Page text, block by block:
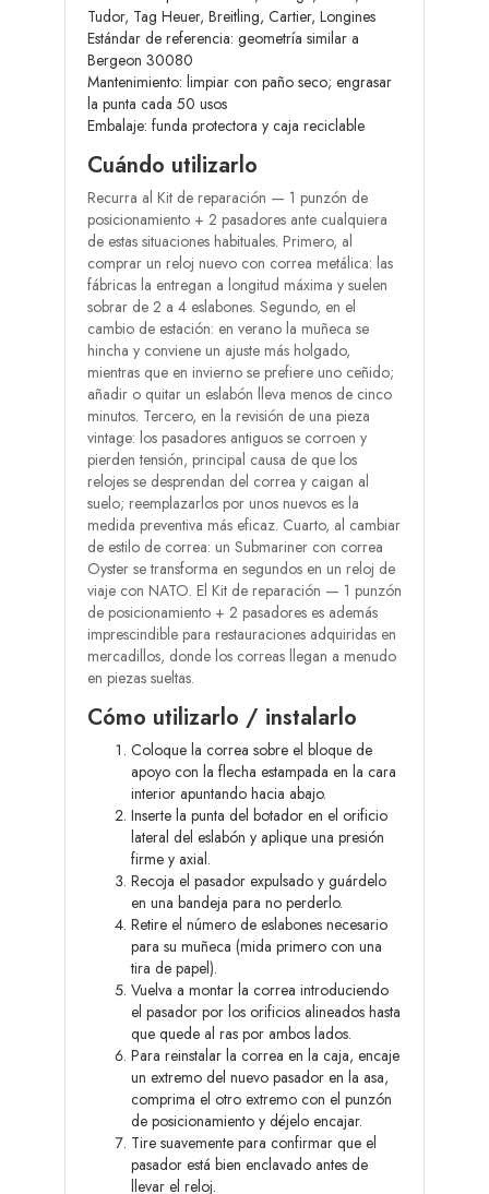
Tudor, Tag Heuer, Breitling, Cartier, Longines
Estándar de referencia: geometría similar a
Bergeon 30080
Mantenimiento: limpiar con paño seco; engrasar
la punta cada 50 usos
Embalaje: funda protectora y caja reciclable
Cuándo utilizarlo
Recurra al Kit de reparación — 1 punzón de
posicionamiento + 2 pasadores ante cualquiera
de estas situaciones habituales. Primero, al
comprar un reloj nuevo con correa metálica: las
fábricas la entregan a longitud máxima y suelen
sobrar de 2 a 4 eslabones. Segundo, en el
cambio de estación: en verano la muñeca se
hincha y conviene un ajuste más holgado,
mientras que en invierno se prefiere uno ceñido;
añadir o quitar un eslabón lleva menos de cinco
minutos. Tercero, en la revisión de una pieza
vintage: los pasadores antiguos se corroen y
pierden tensión, principal causa de que los
relojes se desprendan del correa y caigan al
suelo; reemplazarlos por unos nuevos es la
medida preventiva más eficaz. Cuarto, al cambiar
de estilo de correa: un Submariner con correa
Oyster se transforma en segundos en un reloj de
viaje con NATO. El Kit de reparación — 1 punzón
de posicionamiento + 2 pasadores es además
imprescindible para restauraciones adquiridas en
mercadillos, donde los correas llegan a menudo
en piezas sueltas.
Cómo utilizarlo / instalarlo
Coloque la correa sobre el bloque de
apoyo con la flecha estampada en la cara
interior apuntando hacia abajo.
Inserte la punta del botador en el orificio
lateral del eslabón y aplique una presión
firme y axial.
Recoja el pasador expulsado y guárdelo
en una bandeja para no perderlo.
Retire el número de eslabones necesario
para su muñeca (mida primero con una
tira de papel).
Vuelva a montar la correa introduciendo
el pasador por los orificios alineados hasta
que quede al ras por ambos lados.
Para reinstalar la correa en la caja, encaje
un extremo del nuevo pasador en la asa,
comprima el otro extremo con el punzón
de posicionamiento y déjelo encajar.
Tire suavemente para confirmar que el
pasador está bien enclavado antes de
llevar el reloj.